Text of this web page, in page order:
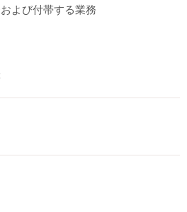
よび付帯する業務